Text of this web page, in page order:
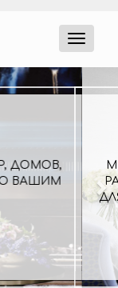
ДО НАЧАЛА
ПЛАНИРОВОК